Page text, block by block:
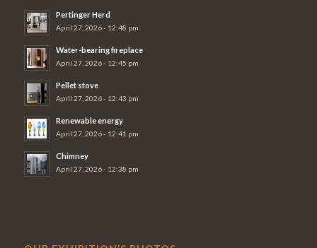
Pertinger Herd
April 27, 2026 - 12:48 pm
Water-bearing fireplace
April 27, 2026 - 12:45 pm
Pellet stove
April 27, 2026 - 12:43 pm
Renewable energy
April 27, 2026 - 12:41 pm
Chimney
April 27, 2026 - 12:38 pm